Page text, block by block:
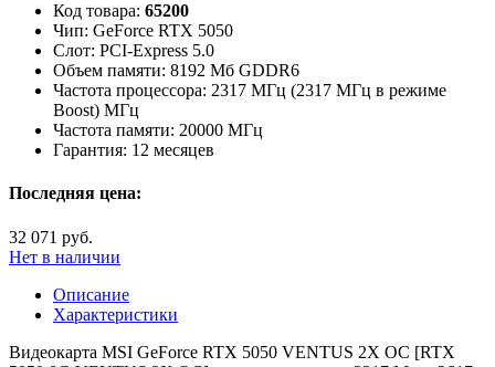
Код товара: 65200
Чип: GeForce RTX 5050
Слот: PCI-Express 5.0
Объем памяти: 8192 Мб GDDR6
Частота процессора: 2317 МГц (2317 МГц в режиме
Boost) МГц
Частота памяти: 20000 МГц
Гарантия: 12 месяцев
Последняя цена:
32 071 руб.
Нет в наличии
Описание
Характеристики
Видеокарта MSI GeForce RTX 5050 VENTUS 2X OC [RTX